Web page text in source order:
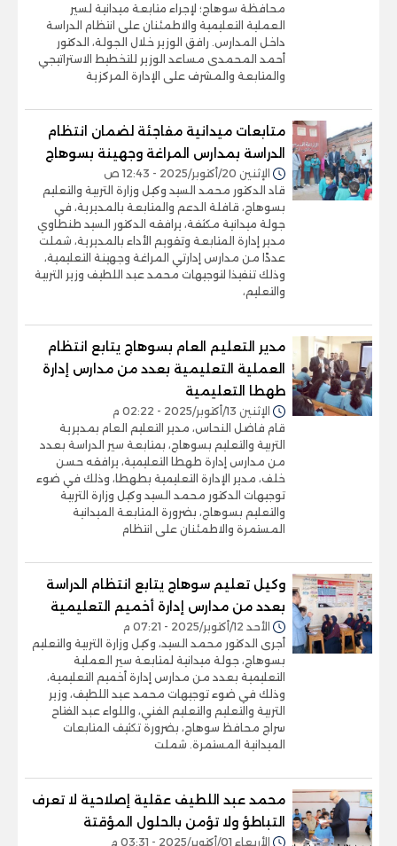
محافظة سوهاج؛ لإجراء متابعة ميدانية لسير
العملية التعليمية والاطمئنان على انتظام الدراسة
داخل المدارس. رافق الوزير خلال الجولة، الدكتور
أحمد المحمدى مساعد الوزير للتخطيط الاستراتيجي
والمتابعة والمشرف على الإدارة المركزية
متابعات ميدانية مفاجئة لضمان انتظام
الدراسة بمدارس المراغة وجهينة بسوهاج
الإثنين 20/أكتوبر/2025 - 12:43 ص
قاد الدكتور محمد السيد وكيل وزارة التربية والتعليم
بسوهاج، قافلة الدعم والمتابعة بالمديرية، في
جولة ميدانية مكثفة، يرافقه الدكتور السيد طنطاوي
مدير إدارة المتابعة وتقويم الأداء بالمديرية، شملت
عددًا من مدارس إدارتي المراغة وجهينة التعليمية،
وذلك تنفيذا لتوجيهات محمد عبد اللطيف وزير التربية
والتعليم،
مدير التعليم العام بسوهاج يتابع انتظام
العملية التعليمية بعدد من مدارس إدارة
طهطا التعليمية
الإثنين 13/أكتوبر/2025 - 02:22 م
قام فاضل النحاس، مدير التعليم العام بمديرية
التربية والتعليم بسوهاج، بمتابعة سير الدراسة بعدد
من مدارس إدارة طهطا التعليمية، يرافقه حسن
خلف، مدير الإدارة التعليمية بطهطا، وذلك في ضوء
توجيهات الدكتور محمد السيد وكيل وزارة التربية
والتعليم بسوهاج، بضرورة المتابعة الميدانية
المستمرة والاطمئنان على انتظام
وكيل تعليم سوهاج يتابع انتظام الدراسة
بعدد من مدارس إدارة أخميم التعليمية
الأحد 12/أكتوبر/2025 - 07:21 م
أجرى الدكتور محمد السيد، وكيل وزارة التربية والتعليم
بسوهاج، جولة ميدانية لمتابعة سير العملية
التعليمية بعدد من مدارس إدارة أخميم التعليمية،
وذلك في ضوء توجيهات محمد عبد اللطيف، وزير
التربية والتعليم والتعليم الفني، واللواء عبد الفتاح
سراج محافظ سوهاج، بضرورة تكثيف المتابعات
الميدانية المستمرة. شملت
محمد عبد اللطيف عقلية إصلاحية لا تعرف
التباطؤ ولا تؤمن بالحلول المؤقتة
الأربعاء 01/أكتوبر/2025 - 03:31 م